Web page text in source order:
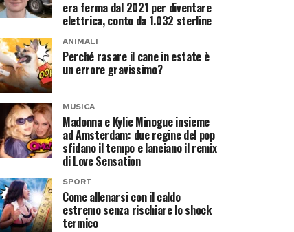
era ferma dal 2021 per diventare
elettrica, conto da 1.032 sterline
ANIMALI
Perché rasare il cane in estate è
un errore gravissimo?
MUSICA
Madonna e Kylie Minogue insieme
ad Amsterdam: due regine del pop
sfidano il tempo e lanciano il remix
di Love Sensation
SPORT
Come allenarsi con il caldo
estremo senza rischiare lo shock
termico